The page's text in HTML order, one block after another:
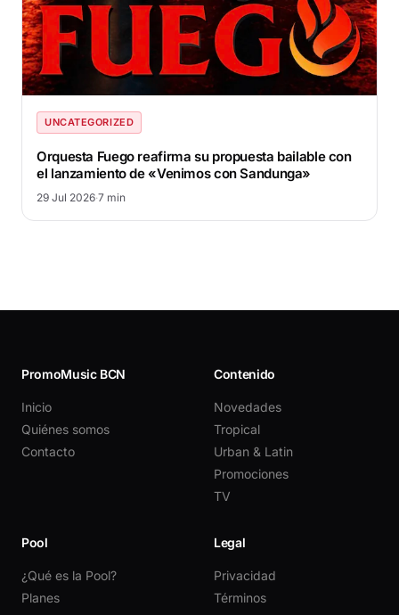
UNCATEGORIZED
Orquesta Fuego reafirma su propuesta bailable con
el lanzamiento de «Venimos con Sandunga»
29 Jul 2026·7 min
PromoMusic BCN
Inicio
Quiénes somos
Contacto
Contenido
Novedades
Tropical
Urban & Latin
Promociones
TV
Pool
¿Qué es la Pool?
Planes
Legal
Privacidad
Términos